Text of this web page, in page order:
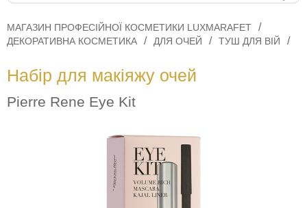
МАГАЗИН ПРОФЕСІЙНОЇ КОСМЕТИКИ LUXMARAFET
ДЕКОРАТИВНА КОСМЕТИКА
ДЛЯ ОЧЕЙ ТУШ ДЛЯ ВІЙ
Набір для макіяжу очей
Pierre Rene Eye Kit